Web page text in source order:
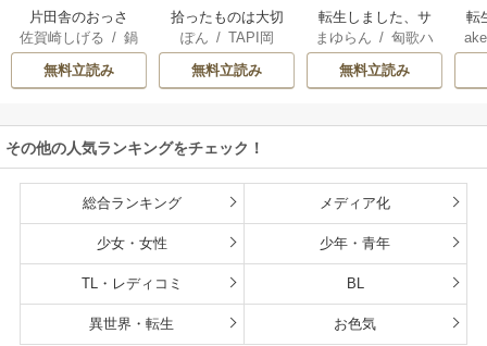
片田舎のおっさ
ん、剣聖になる
～ただの田舎の剣
術師範だったの
たちが俺を放って
くれない件～
佐賀崎しげる /鍋
島テツヒロ
無料立読み
拾ったものは大切
にしましょう ～子
狼に気に入られた
男の転移物語～
ぽん / TAPI岡
無料立読み
転生しました、サ
ラナ・キンジェで
す。ごきげんよ
う。
まゆらん /匈歌ハ
トリ
無料立読み
転
帝
その他の人気ランキングをチェック！
総合ランキング メディア化
少女・女性 少年・青年
TL・レディコミ BL
異世界・転生 お色気